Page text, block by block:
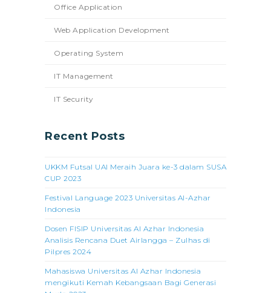
Office Application
Web Application Development
Operating System
IT Management
IT Security
Recent Posts
UKKM Futsal UAI Meraih Juara ke-3 dalam SUSA
CUP 2023
Festival Language 2023 Universitas Al-Azhar
Indonesia
Dosen FISIP Universitas Al Azhar Indonesia
Analisis Rencana Duet Airlangga – Zulhas di
Pilpres 2024
Mahasiswa Universitas Al Azhar Indonesia
mengikuti Kemah Kebangsaan Bagi Generasi